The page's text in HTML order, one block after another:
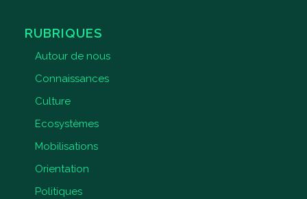
RUBRIQUES
Autour de nous
Connaissances
Culture
Ecosystèmes
Mobilisations
Orientation
Politiques